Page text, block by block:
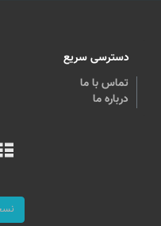
دسترسی سریع
تماس با ما
درباره ما